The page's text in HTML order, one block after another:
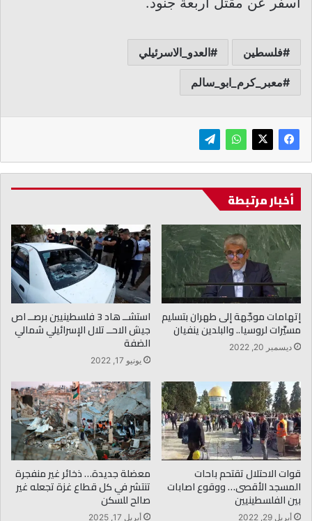
فلسطين العدو_الاسرئيلي
معبر_كرم_ابو_سالم
أخبار مرتبطة
إتهامات موجّهة إلى طهران بتسليم
مسيّرات لروسيا.. والبلدين ينفيان
ديسمبر 20, 2022
استشــ هاد 3 فلسطينيين برصــ اص
جيش الاحــ تلال الإسرائيلي شمالي
الضفة
يونيو 17, 2022
قوات الاحتلال تقتحم باحات
المسجد الأقصى… ووقوع اصابات
بين الفلسطينيين
أبريل 29, 2022
معضلة جديدة… ذخائر غير منفجرة
تنتشر في كل قطاع غزة تجعله غير
صالح للسكن
أبريل 17, 2025